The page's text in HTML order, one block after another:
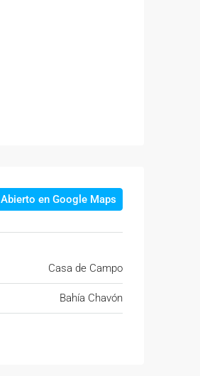
Abierto en Google Maps
Casa de Campo
Bahía Chavón